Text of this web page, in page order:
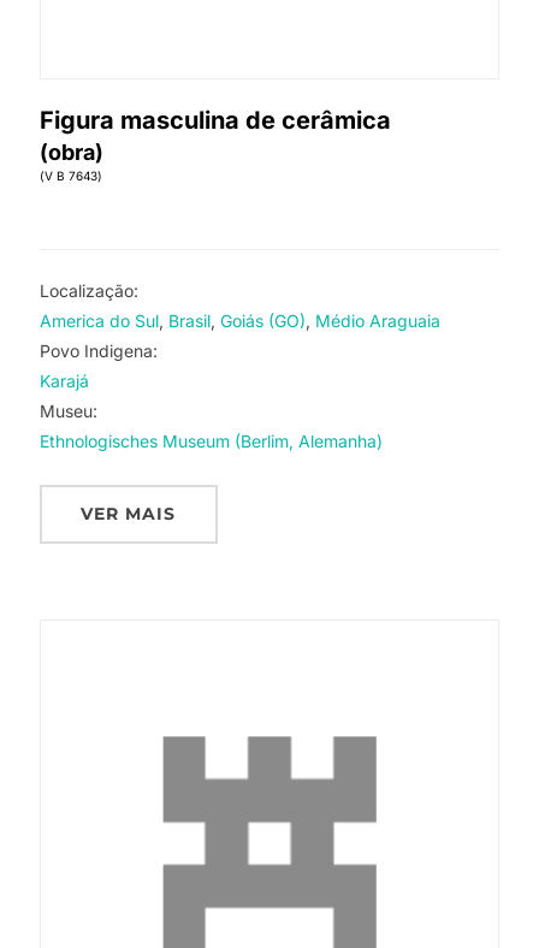
Figura masculina de cerâmica
(obra)
(V B 7643)
Localização:
America do Sul Brasil Goiás (GO) Médio Araguaia
Povo Indigena:
Karajá
Museu:
Ethnologisches Museum (Berlim, Alemanha)
VER MAIS